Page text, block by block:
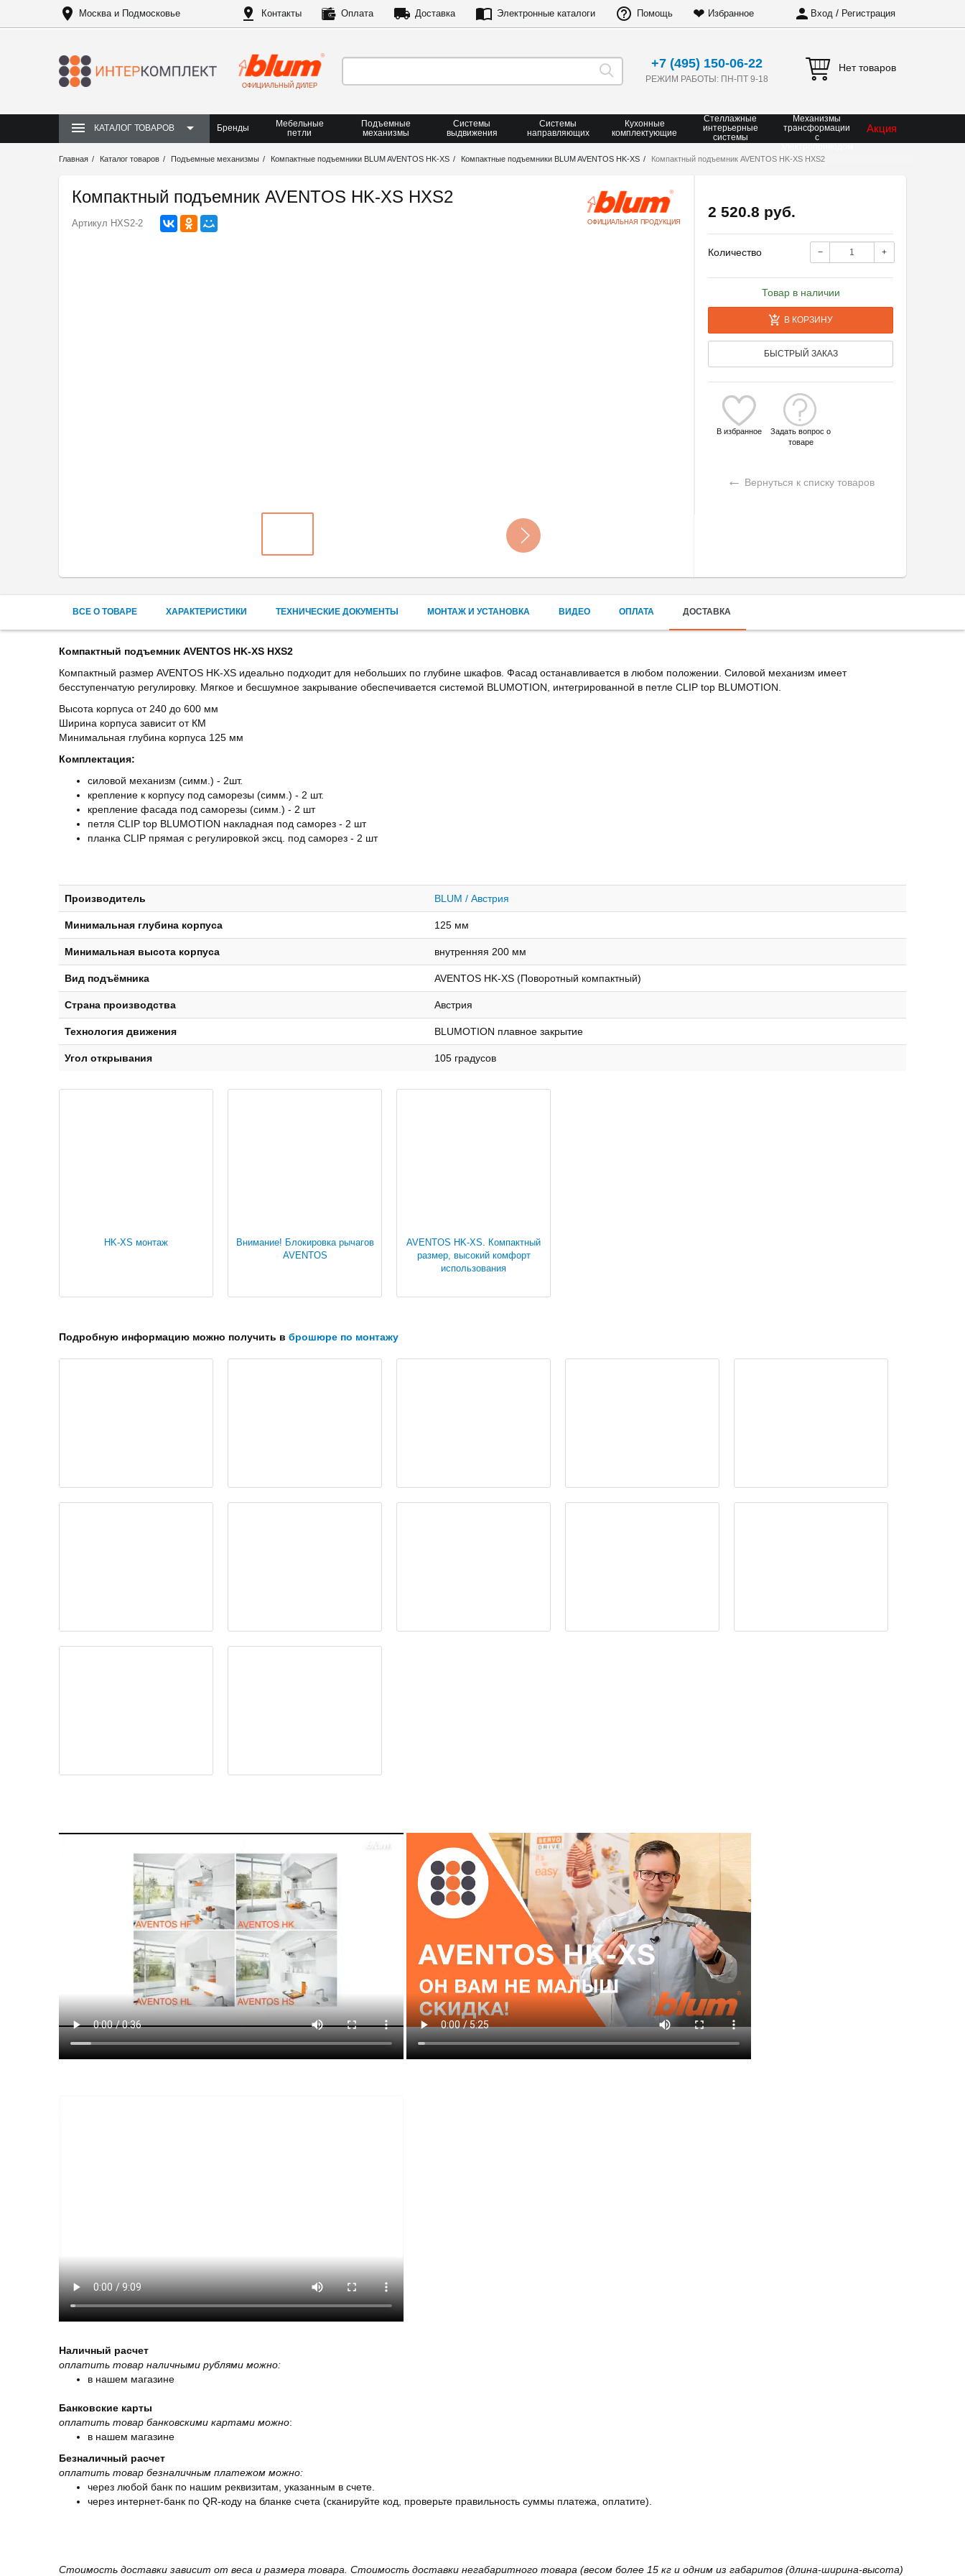
Москва и Подмосковье Контакты Оплата Доставка Электронные каталоги Помощь ❤ Избранное Вход / Регистрация
ОФИЦИАЛЬНЫЙ ДИЛЕР
+7 (495) 150-06-22
РЕЖИМ РАБОТЫ: ПН-ПТ 9-18
Нет товаров
КАТАЛОГ ТОВАРОВ Бренды
Мебельные
петли
Подъемные
механизмы
Системы
выдвижения
Системы
направляющих
Кухонные
комплектующие
Стеллажные
интерьерные
системы
Механизмы
трансформации
с
Акция
Главная Каталог товаров Подъемные механизмы Компактные подъемники BLUM AVENTOS HK-XS Компактные подъемники BLUM AVENTOS HK-XS Компактный подъемник AVENTOS HK-XS HXS2
Компактный подъемник AVENTOS HK-XS HXS2
ОФИЦИАЛЬНАЯ ПРОДУКЦИЯ
Артикул HXS2-2
2 520.8 руб.
Количество − +
Товар в наличии
В КОРЗИНУ
БЫСТРЫЙ ЗАКАЗ
В избранное
Задать вопрос о
товаре
← Вернуться к списку товаров
ВСЕ О ТОВАРЕ ХАРАКТЕРИСТИКИ ТЕХНИЧЕСКИЕ ДОКУМЕНТЫ МОНТАЖ И УСТАНОВКА ВИДЕО ОПЛАТА ДОСТАВКА
Компактный подъемник AVENTOS HK-XS HXS2
Компактный размер AVENTOS HK-XS идеально подходит для небольших по глубине шкафов. Фасад останавливается в любом положении. Силовой механизм имеет
бесступенчатую регулировку. Мягкое и бесшумное закрывание обеспечивается системой BLUMOTION, интегрированной в петле CLIP top BLUMOTION.
Высота корпуса от 240 до 600 мм
Ширина корпуса зависит от КМ
Минимальная глубина корпуса 125 мм
Комплектация:
силовой механизм (симм.) - 2шт.
крепление к корпусу под саморезы (симм.) - 2 шт.
крепление фасада под саморезы (симм.) - 2 шт
петля CLIP top BLUMOTION накладная под саморез - 2 шт
планка CLIP прямая с регулировкой эксц. под саморез - 2 шт
Производитель BLUM / Австрия
Минимальная глубина корпуса 125 мм
Минимальная высота корпуса внутренняя 200 мм
Вид подъёмника AVENTOS HK-XS (Поворотный компактный)
Страна производства Австрия
Технология движения BLUMOTION плавное закрытие
Угол открывания 105 градусов
HK-XS монтаж
Внимание! Блокировка рычагов
AVENTOS
AVENTOS HK-XS. Компактный
размер, высокий комфорт
использования
Подробную информацию можно получить в брошюре по монтажу
Наличный расчет
оплатить товар наличными рублями можно:
в нашем магазине
Банковские карты
оплатить товар банковскими картами можно:
в нашем магазине
Безналичный расчет
оплатить товар безналичным платежом можно:
через любой банк по нашим реквизитам, указанным в счете.
через интернет-банк по QR-коду на бланке счета (сканируйте код, проверьте правильность суммы платежа, оплатите).
Стоимость доставки зависит от веса и размера товара. Стоимость доставки негабаритного товара (весом более 15 кг и одним из габаритов (длина-ширина-высота)